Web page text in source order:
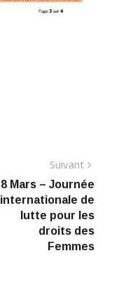
p
y
Suivant
8 Mars – Journée
internationale de
lutte pour les
droits des
Femmes